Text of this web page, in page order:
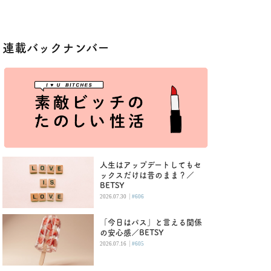
連載バックナンバー
人生はアップデートしてもセ
ックスだけは昔のまま？／
BETSY
2026.07.30 | #606
「今日はパス」と言える関係
の安心感／BETSY
2026.07.16 | #605